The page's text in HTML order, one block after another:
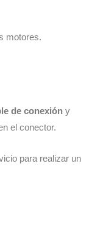
motores.
de conexión y
el conector.
para realizar un